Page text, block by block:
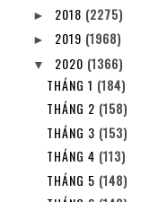
► 2018 (2275)
► 2019 (1968)
▼ 2020 (1366)
THÁNG 1 (184)
THÁNG 2 (158)
THÁNG 3 (153)
THÁNG 4 (113)
THÁNG 5 (148)